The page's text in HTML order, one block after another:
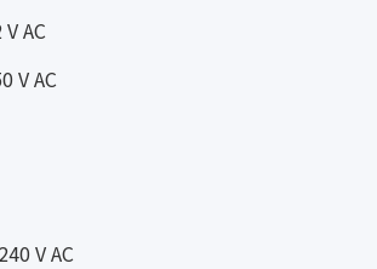
AC
V AC
V AC